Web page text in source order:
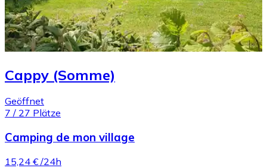
Cappy (Somme)
Geöffnet
7 / 27 Plätze
Camping de mon village
15,24 € /24h